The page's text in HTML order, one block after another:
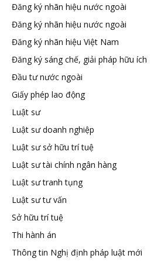
hữu
tuệ
Đăng ký nhãn hiệu nước ngoài
Đăng ký nhãn hiệu nước ngoài
Đăng ký nhãn hiệu Việt Nam
Đăng ký sáng chế, giải pháp hữu ích
Đầu tư nước ngoài
Giấy phép lao động
Luật sư
Luật sư doanh nghiệp
Luật sư sở hữu trí tuệ
Luật sư tài chính ngân hàng
Luật sư tranh tụng
Luật sư tư vấn
Sở hữu trí tuệ
Thi hành án
Thông tin Nghị định pháp luật mới